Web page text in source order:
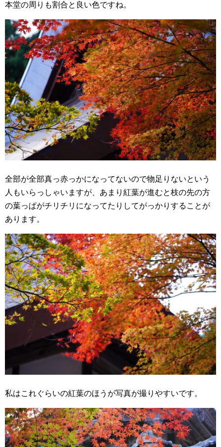
本堂の周りも割合と良い色ですね。
全部が全部真っ赤っかになってないので物足りないという
人もいらっしゃいますが、あまり紅葉が進むと枝の先の方
の葉っぱがチリチリになってたりしてがっかりすることが
あります。
私はこれぐらいの紅葉のほうが写真が撮りやすいです。